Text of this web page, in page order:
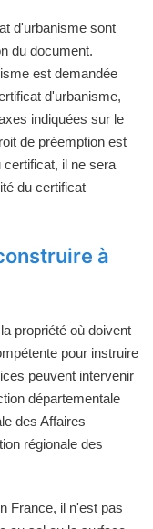
d'urbanisme sont
du document.
est demandée
d'urbanisme,
indiquées sur le
de préemption est
certificat, il ne sera
du certificat
à
propriété où doivent
pour instruire
peuvent intervenir
départementale
des Affaires
régionale des
France, il n'est pas